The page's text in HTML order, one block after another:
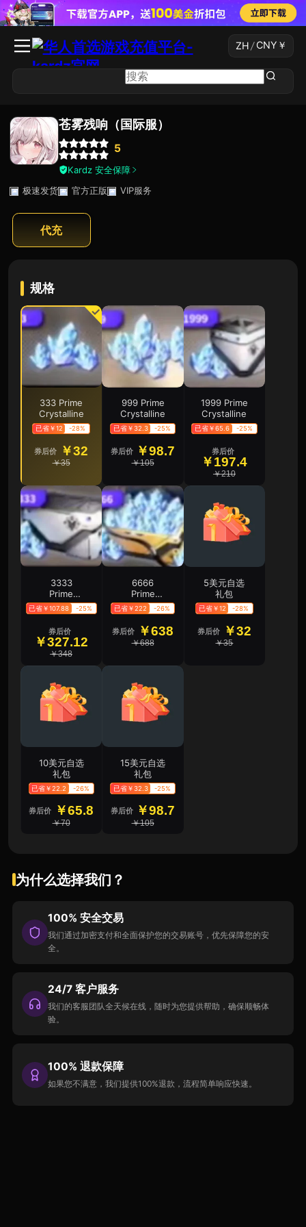
ZH/ CNY ￥
苍雾残响（国际服）
5
Kardz 安全保障
极速发货
官方正版 VIP服务
代充
规格
333 Prime
Crystalline
已省￥12 -28%
券后价 ￥32
￥35
999 Prime
Crystalline
已省￥32.3 -25%
券后价 ￥98.7
￥105
1999 Prime
Crystalline
已省￥65.6 -25%
券后价
￥197.4
￥210
3333
Prime
Crystalline
已省￥107.88 -25%
券后价
￥327.12
￥348
6666
Prime
Crystalline
已省￥222 -26%
券后价 ￥638
￥688
5美元自选
礼包
已省￥12 -28%
券后价 ￥32
￥35
10美元自选
礼包
已省￥22.2 -26%
券后价 ￥65.8
￥70
15美元自选
礼包
已省￥32.3 -25%
券后价 ￥98.7
￥105
为什么选择我们？
100% 安全交易
我们通过加密支付和全面保护您的交易账号，优先保障您的安
全。
24/7 客户服务
我们的客服团队全天候在线，随时为您提供帮助，确保顺畅体
验。
100% 退款保障
如果您不满意，我们提供100%退款，流程简单响应快速。